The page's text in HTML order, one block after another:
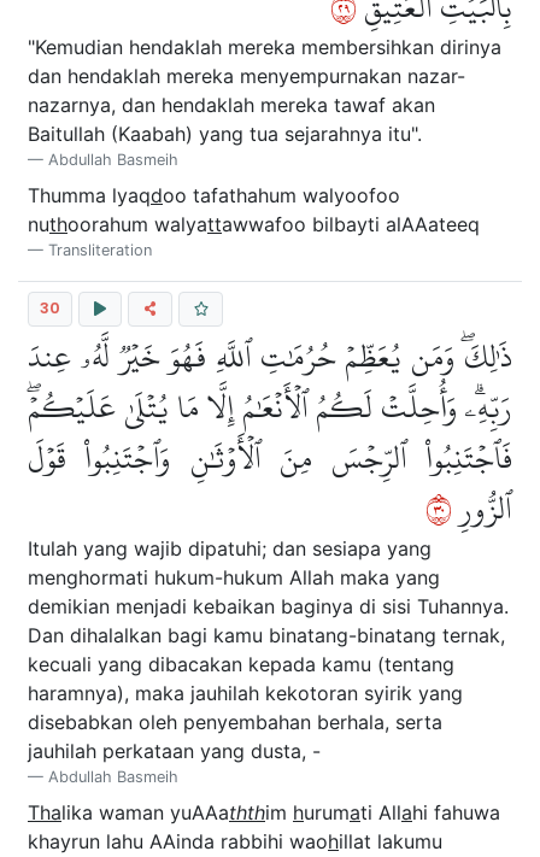
"Kemudian hendaklah mereka membersihkan dirinya
dan hendaklah mereka menyempurnakan nazar-
nazarnya, dan hendaklah mereka tawaf akan
Baitullah (Kaabah) yang tua sejarahnya itu".
Abdullah Basmeih
Thumma lyaqdoo tafathahum walyoofoo
nuthoorahum walyattawwafoo bilbayti alAAateeq
Transliteration
30
ذَٰلِكَۖ وَمَن يُعَظِّمۡ حُرُمَٰتِ ٱللَّهِ فَهُوَ خَيۡرٞ لَّهُۥ عِندَ
رَبِّهِۦۗ وَأُحِلَّتۡ لَكُمُ ٱلۡأَنۡعَٰمُ إِلَّا مَا يُتۡلَىٰ عَلَيۡكُمۡۖ
فَٱجۡتَنِبُواْ ٱلرِّجۡسَ مِنَ ٱلۡأَوۡثَٰنِ وَٱجۡتَنِبُواْ قَوۡلَ
ٱلزُّورِ٠٣
Itulah yang wajib dipatuhi; dan sesiapa yang
menghormati hukum-hukum Allah maka yang
demikian menjadi kebaikan baginya di sisi Tuhannya.
Dan dihalalkan bagi kamu binatang-binatang ternak,
kecuali yang dibacakan kepada kamu (tentang
haramnya), maka jauhilah kekotoran syirik yang
disebabkan oleh penyembahan berhala, serta
jauhilah perkataan yang dusta, -
Abdullah Basmeih
Thalika waman yuAAaththim hurumati Allahi fahuwa
khayrun lahu AAinda rabbihi waohillat lakumu